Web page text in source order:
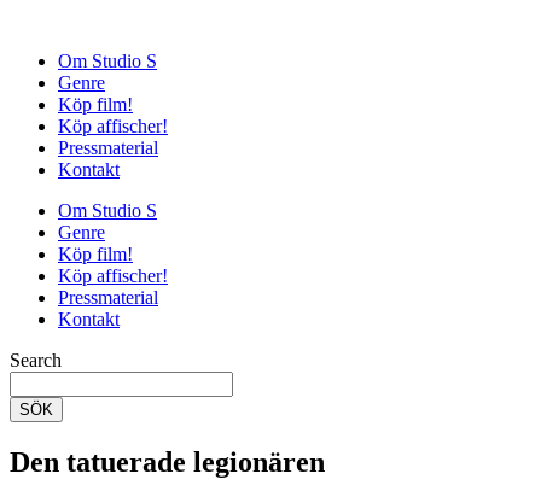
Om Studio S
Genre
Köp film!
Köp affischer!
Pressmaterial
Kontakt
Om Studio S
Genre
Köp film!
Köp affischer!
Pressmaterial
Kontakt
Search
SÖK
Den tatuerade legionären